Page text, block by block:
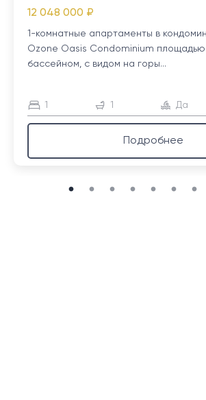
12 048 000 ₽
1-комнатные апартаменты в
Ozone Oasis Condominium площадью
бассейном, с видом на горы...
1 1 Да
Подробнее